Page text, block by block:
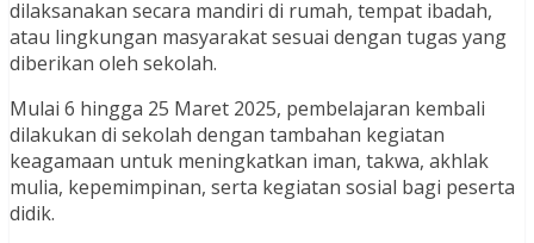
dilaksanakan secara mandiri di rumah, tempat ibadah,
atau lingkungan masyarakat sesuai dengan tugas yang
diberikan oleh sekolah.
Mulai 6 hingga 25 Maret 2025, pembelajaran kembali
dilakukan di sekolah dengan tambahan kegiatan
keagamaan untuk meningkatkan iman, takwa, akhlak
mulia, kepemimpinan, serta kegiatan sosial bagi peserta
didik.